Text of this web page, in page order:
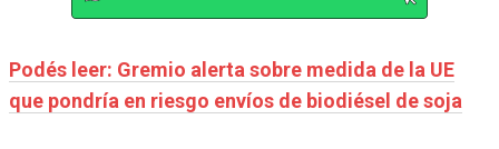
Podés leer: Gremio alerta sobre medida de la UE
que pondría en riesgo envíos de biodiésel de soja